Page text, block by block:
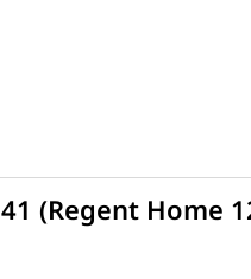
41 (Regent Home